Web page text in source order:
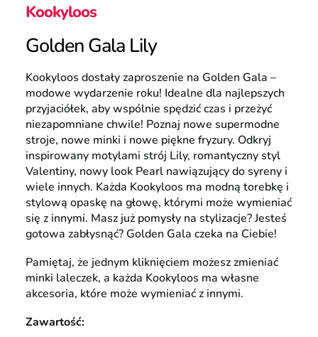
Kookyloos
Golden Gala Lily
Kookyloos dostały zaproszenie na Golden Gala –
modowe wydarzenie roku! Idealne dla najlepszych
przyjaciółek, aby wspólnie spędzić czas i przeżyć
niezapomniane chwile! Poznaj nowe supermodne
stroje, nowe minki i nowe piękne fryzury. Odkryj
inspirowany motylami strój Lily, romantyczny styl
Valentiny, nowy look Pearl nawiązujący do syreny i
wiele innych. Każda Kookyloos ma modną torebkę i
stylową opaskę na głowę, którymi może wymieniać
się z innymi. Masz już pomysły na stylizacje? Jesteś
gotowa zabłysnąć? Golden Gala czeka na Ciebie!
Pamiętaj, że jednym kliknięciem możesz zmieniać
minki laleczek, a każda Kookyloos ma własne
akcesoria, które może wymieniać z innymi.
Zawartość: